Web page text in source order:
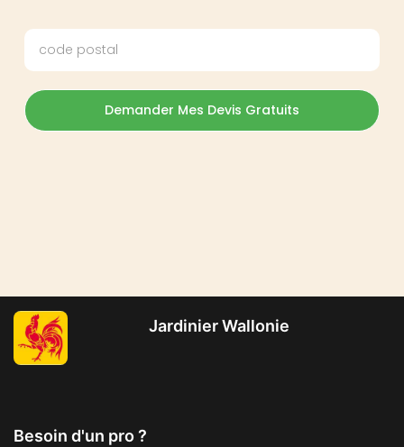
Demander Mes Devis Gratuits
Jardinier Wallonie
Besoin d'un pro ?